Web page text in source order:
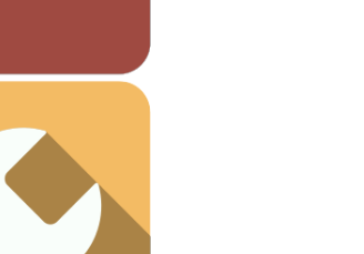
esas fugas!